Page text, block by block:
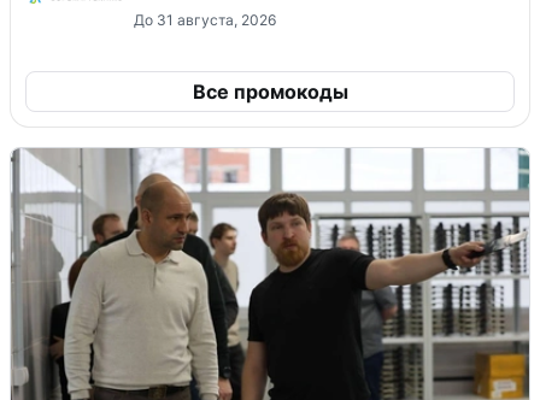
До 31 августа, 2026
Все промокоды